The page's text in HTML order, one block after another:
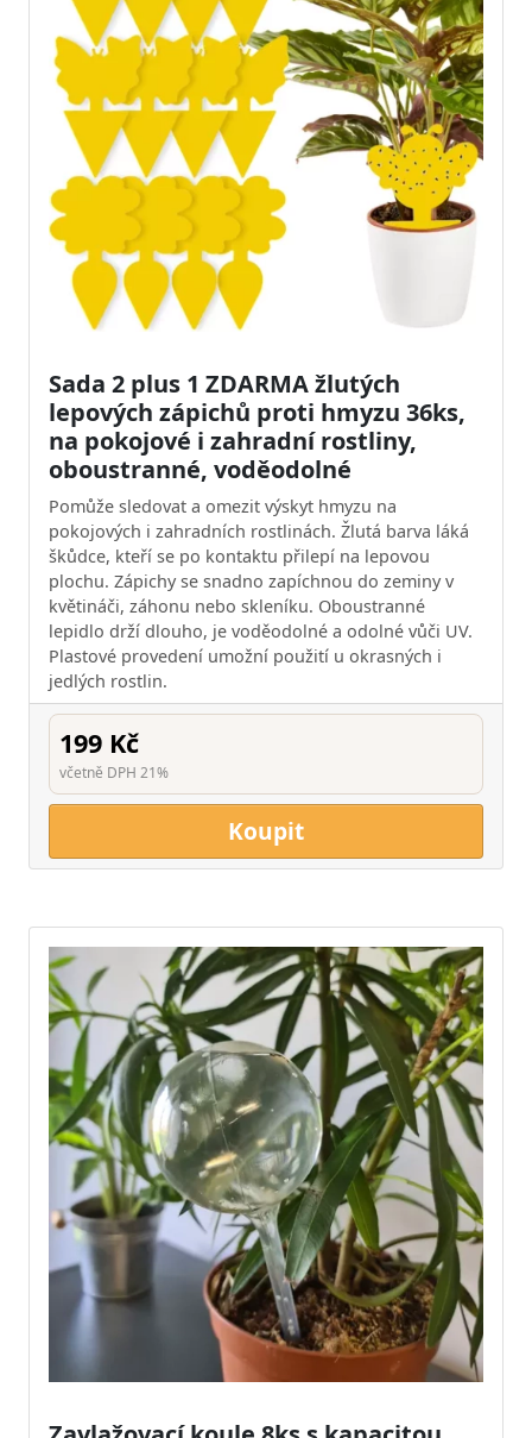
Sada 2 plus 1 ZDARMA žlutých
lepových zápichů proti hmyzu 36ks,
na pokojové i zahradní rostliny,
oboustranné, voděodolné
Pomůže sledovat a omezit výskyt hmyzu na
pokojových i zahradních rostlinách. Žlutá barva láká
škůdce, kteří se po kontaktu přilepí na lepovou
plochu. Zápichy se snadno zapíchnou do zeminy v
květináči, záhonu nebo skleníku. Oboustranné
lepidlo drží dlouho, je voděodolné a odolné vůči UV.
Plastové provedení umožní použití u okrasných i
jedlých rostlin.
199 Kč
včetně DPH 21%
Koupit